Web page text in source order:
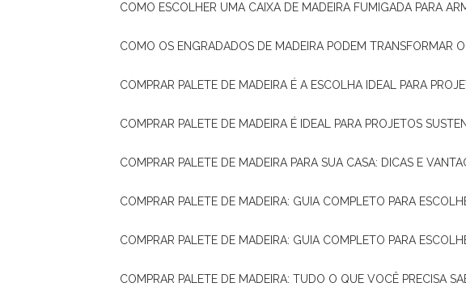
COMO ESCOLHER UMA CAIXA DE MADEIRA FUMIGADA PARA
COMO OS ENGRADADOS DE MADEIRA PODEM TRANSFORMAR
COMPRAR PALETE DE MADEIRA É A ESCOLHA IDEAL PARA
COMPRAR PALETE DE MADEIRA É IDEAL PARA PROJETOS
COMPRAR PALETE DE MADEIRA PARA SUA CASA: DICAS E
COMPRAR PALETE DE MADEIRA: GUIA COMPLETO PARA
COMPRAR PALETE DE MADEIRA: GUIA COMPLETO PARA
COMPRAR PALETE DE MADEIRA: TUDO O QUE VOCÊ PRECISA